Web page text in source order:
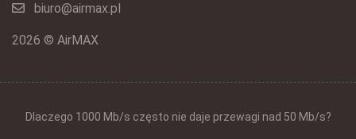
biuro@airmax.pl
2026 © AirMAX
Dlaczego 1000 Mb/s często nie daje przewagi nad 50 Mb/s?